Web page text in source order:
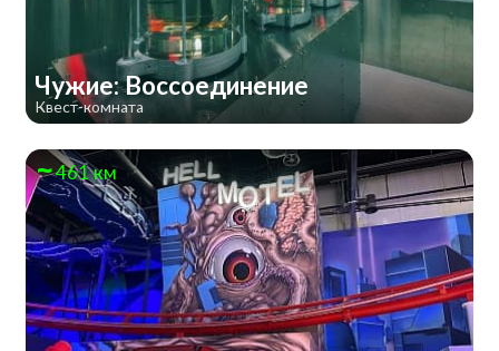
Чужие: Воссоединение
Квест-комната
461 км